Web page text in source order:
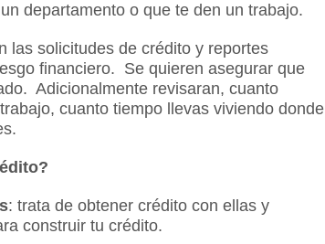
departamento o que te den un trabajo.
las solicitudes de crédito y reportes
financiero. Se quieren asegurar que
Adicionalmente revisaran, cuanto
cuanto tiempo llevas viviendo donde
: trata de obtener crédito con ellas y
construir tu crédito.